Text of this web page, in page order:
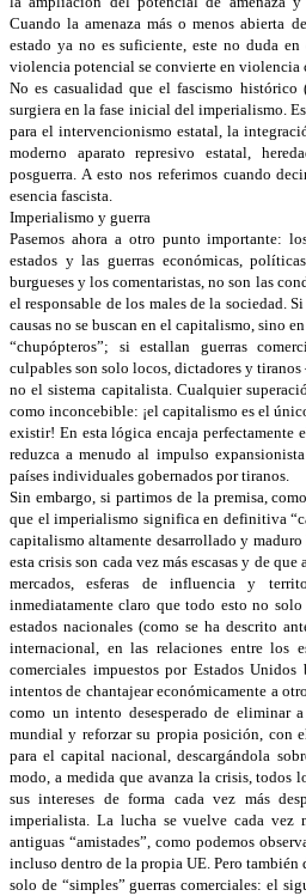
Cuando la amenaza más o menos abierta
estado ya no es suficiente, este no duda
violencia potencial se convierte en violencia
No es casualidad que el fascismo
surgiera en la fase inicial del imperialismo.
para el intervencionismo estatal, la
moderno aparato represivo estatal,
posguerra. A esto nos referimos cuando
esencia fascista.
Imperialismo y guerra
Pasemos ahora a otro punto importante:
estados y las guerras económicas,
burgueses y los comentaristas, no son las
el responsable de los males de la sociedad.
causas no se buscan en el capitalismo, sino
“chupópteros”; si estallan guerras
culpables son solo locos, dictadores y
no el sistema capitalista. Cualquier
como inconcebible: ¡el capitalismo es el
existir! En esta lógica encaja perfectamente
reduzca a menudo al impulso
países individuales gobernados por tiranos.
Sin embargo, si partimos de la premisa,
que el imperialismo significa en definitiva
capitalismo altamente desarrollado y
esta crisis son cada vez más escasas y de
mercados, esferas de influencia y
inmediatamente claro que todo esto no
estados nacionales (como se ha descrito
internacional, en las relaciones entre los
comerciales impuestos por Estados
intentos de chantajear económicamente a
como un intento desesperado de eliminar
mundial y reforzar su propia posición, con
para el capital nacional, descargándola
modo, a medida que avanza la crisis, todos
sus intereses de forma cada vez más
imperialista. La lucha se vuelve cada vez
antiguas “amistades”, como podemos
incluso dentro de la propia UE. Pero también
solo de “simples” guerras comerciales: el